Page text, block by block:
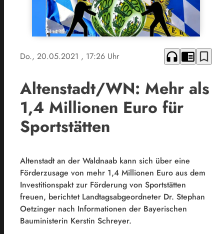
Do., 20.05.2021 , 17:26 Uhr headphones chrome_reader_mode bookmark_border
Altenstadt/WN: Mehr als
1,4 Millionen Euro für
Sportstätten
Altenstadt an der Waldnaab kann sich über eine
Förderzusage von mehr 1,4 Millionen Euro aus dem
Investitionspakt zur Förderung von Sportstätten
freuen, berichtet Landtagsabgeordneter Dr. Stephan
Oetzinger nach Informationen der Bayerischen
Bauministerin Kerstin Schreyer.